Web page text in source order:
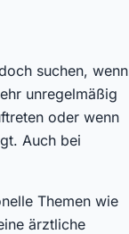
suchen, wenn
unregelmäßig
oder wenn
Auch bei
Themen wie
ärztliche